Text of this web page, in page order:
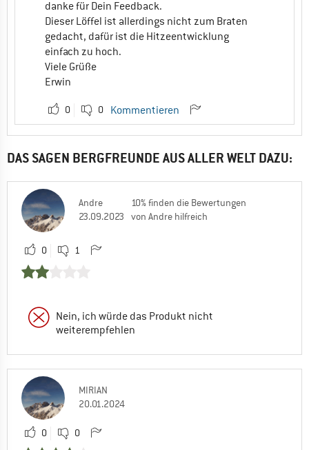
danke für Dein Feedback.
Dieser Löffel ist allerdings nicht zum Braten
gedacht, dafür ist die Hitzeentwicklung
einfach zu hoch.
Viele Grüße
Erwin
0 0 Kommentieren
DAS SAGEN BERGFREUNDE AUS ALLER WELT DAZU:
Andre
23.09.2023
10% finden die Bewertungen
von Andre hilfreich
0 1
Nein, ich würde das Produkt nicht
weiterempfehlen
MIRIAN
20.01.2024
0 0